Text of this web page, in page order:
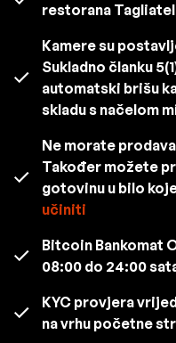
restorana
Kamere su
Sukladno članku
automatski brišu
skladu s načelom
Ne morate
Također možete
gotovinu u bilo
učiniti
Bitcoin Bankomat
08:00 do 24:00
KYC provjera
na vrhu početne